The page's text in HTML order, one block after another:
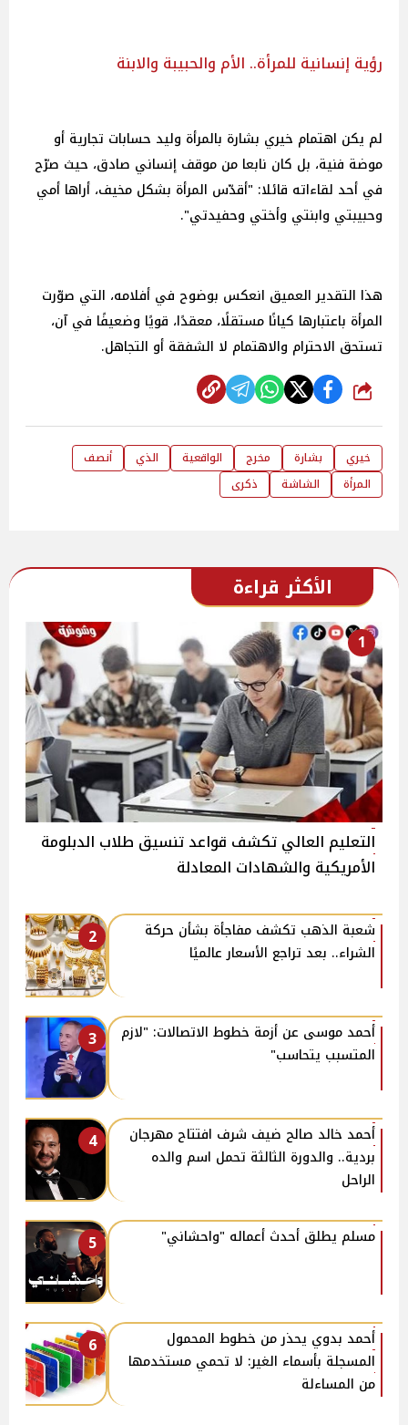
رؤية إنسانية للمرأة.. الأم والحبيبة والابنة
لم يكن اهتمام خيري بشارة بالمرأة وليد حسابات تجارية أو
موضة فنية، بل كان نابعا من موقف إنساني صادق، حيث صرّح
في أحد لقاءاته قائلا: "أقدّس المرأة بشكل مخيف، أراها أمي
وحبيبتي وابنتي وأختي وحفيدتي".
هذا التقدير العميق انعكس بوضوح في أفلامه، التي صوّرت
المرأة باعتبارها كيانًا مستقلًا، معقدًا، قويًا وضعيفًا في آن،
تستحق الاحترام والاهتمام لا الشفقة أو التجاهل.
شارك
خيري بشارة مخرج الواقعية الذي
أنصف
المرأة
الشاشة ذكرى
الأكثر قراءة
1
التعليم العالي تكشف قواعد تنسيق طلاب الدبلومة
الأمريكية والشهادات المعادلة
2
شعبة الذهب تكشف مفاجأة بشأن حركة
الشراء.. بعد تراجع الأسعار عالميًا
3
أحمد موسى عن أزمة خطوط الاتصالات: "لازم
المتسبب يتحاسب"
4
أحمد خالد صالح ضيف شرف افتتاح مهرجان
بردية.. والدورة الثالثة تحمل اسم والده
الراحل
5 مسلم يطلق أحدث أعماله "واحشاني"
6
أحمد بدوي يحذر من خطوط المحمول
المسجلة بأسماء الغير: لا تحمي مستخدمها
من المساءلة